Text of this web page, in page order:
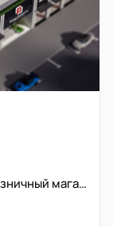
Инвестиция с потенциалом роста | Розничный магазин